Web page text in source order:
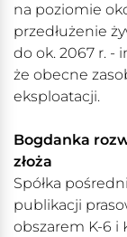
na poziomie
przedłużenie
do ok. 2067 r. -
że obecne
eksploatacji.
Bogdanka
złoża
Spółka
publikacji
obszarem K-6 i